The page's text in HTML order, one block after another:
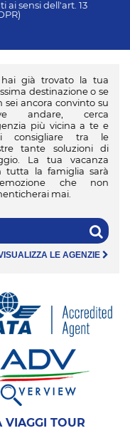
ai sensi dell'art. 13
hai già trovato la tua
destinazione o se
sei ancora convinto su
andare, cerca
più vicina a te e
consigliare tra le
tante soluzioni di
La tua vacanza
tutta la famiglia sarà
che non
mai.
LE AGENZIE
TOUR